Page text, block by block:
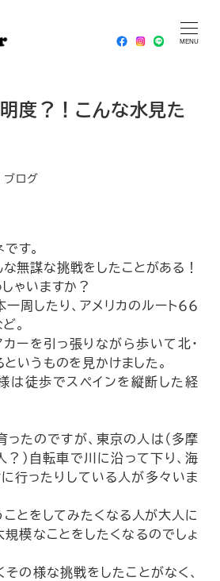
MENU
に無限の透明度？！こんな水見たことな
度？！こんな水見た
ゴリー
ブログ
す。
無謀な挑戦をしたことがある！
ゃいますか？
周したり、アメリカのルート６６
。
ーを引っ張りながら歩いて北・
いうものを見かけました。
は徒歩でスペインを縦断した経
たのですが、東京の人は（多摩
）自転車で川に沿って下り、海
行ったりしている人が多々いま
とをしてみたくなる人が大人に
模なことをしたくなるのでしょ
の様な挑戦をしたことがなく、